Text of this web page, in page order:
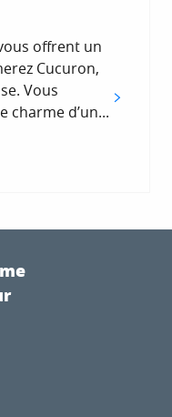
offrent un
Cucuron,
Vous
charme d’un...